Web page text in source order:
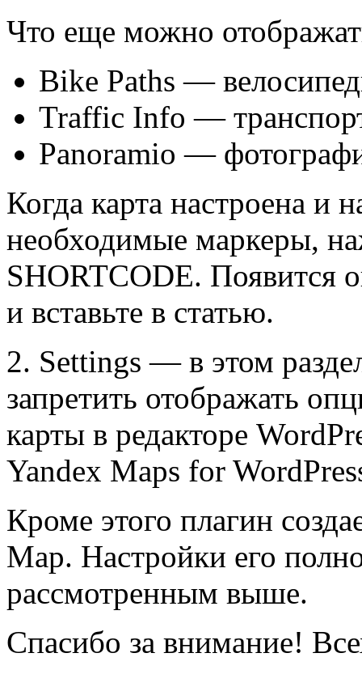
Что еще можно
Bike Paths —
Traffic Info —
Panoramio —
Когда карта настроена и
необходимые маркеры,
SHORTCODE. Появится
и вставьте в статью.
2. Settings — в этом
запретить отображать
карты в редакторе
Yandex Maps for
Кроме этого плагин
Map. Настройки его
рассмотренным выше.
Спасибо за внимание!